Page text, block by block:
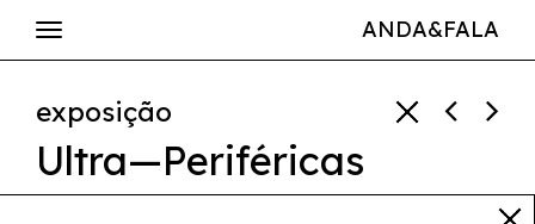
ANDA&FALA
exposição
Ultra—Periféricas